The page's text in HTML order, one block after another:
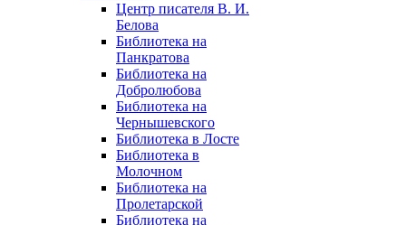
Центр писателя В. И.
Белова
Библиотека на
Панкратова
Библиотека на
Добролюбова
Библиотека на
Чернышевского
Библиотека в Лосте
Библиотека в
Молочном
Библиотека на
Пролетарской
Библиотека на